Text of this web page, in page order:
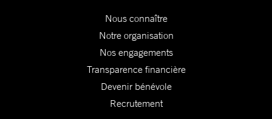
Nous connaître
Notre organisation
Nos engagements
Transparence financière
Devenir bénévole
Recrutement